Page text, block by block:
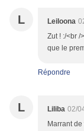
L Leiloona
Zut ! :/<br /
que le
Répondre
L Liliba 02/
Marrant